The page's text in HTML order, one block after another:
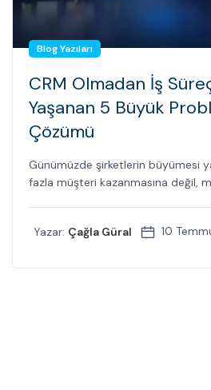
Blog Yazıları
CRM Olmadan İş
Yaşanan 5 Büyük
Çözümü
Günümüzde şirketlerin büyümesi
fazla müşteri kazanmasına değil,
Yazar: Çağla Güral 10